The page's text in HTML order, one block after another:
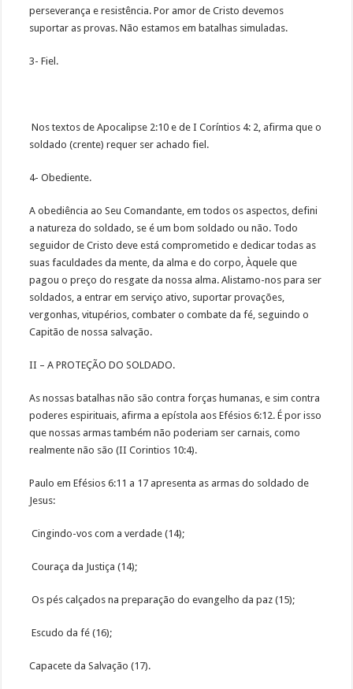
perseverança e resistência. Por amor de Cristo devemos
suportar as provas. Não estamos em batalhas simuladas.
3- Fiel.
Nos textos de Apocalipse 2:10 e de I Coríntios 4: 2, afirma que o
soldado (crente) requer ser achado fiel.
4- Obediente.
A obediência ao Seu Comandante, em todos os aspectos, defini
a natureza do soldado, se é um bom soldado ou não. Todo
seguidor de Cristo deve está comprometido e dedicar todas as
suas faculdades da mente, da alma e do corpo, Àquele que
pagou o preço do resgate da nossa alma. Alistamo-nos para ser
soldados, a entrar em serviço ativo, suportar provações,
vergonhas, vitupérios, combater o combate da fé, seguindo o
Capitão de nossa salvação.
II – A PROTEÇÃO DO SOLDADO.
As nossas batalhas não são contra forças humanas, e sim contra
poderes espirituais, afirma a epístola aos Efésios 6:12. É por isso
que nossas armas também não poderiam ser carnais, como
realmente não são (II Corintios 10:4).
Paulo em Efésios 6:11 a 17 apresenta as armas do soldado de
Jesus:
Cingindo-vos com a verdade (14);
Couraça da Justiça (14);
Os pés calçados na preparação do evangelho da paz (15);
Escudo da fé (16);
Capacete da Salvação (17).